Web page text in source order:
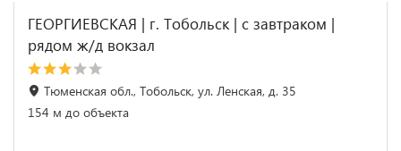
ГЕОРГИЕВСКАЯ | г. Тобольск | c завтраком |
рядом ж/д вокзал
Тюменская обл., Тобольск, ул. Ленская, д. 35
154 м до объекта